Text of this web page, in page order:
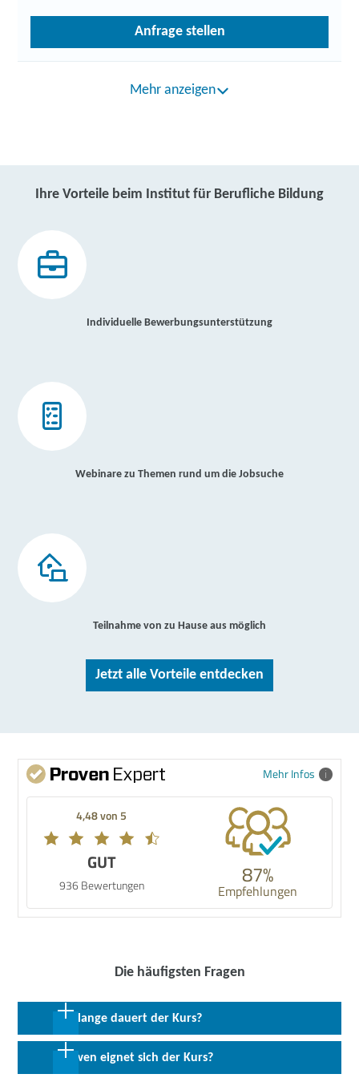
Anfrage stellen
Mehr anzeigen
Ihre Vorteile beim Institut für Berufliche Bildung
Individuelle Bewerbungsunterstützung
Webinare zu Themen rund um die Jobsuche
Teilnahme von zu Hause aus möglich
Jetzt alle Vorteile entdecken
Mehr Infos
4,48 von 5
GUT
936 Bewertungen 87%
Empfehlungen
Die häufigsten Fragen
Wie lange dauert der Kurs?
36 Wochen in Vollzeit
Für wen eignet sich der Kurs?